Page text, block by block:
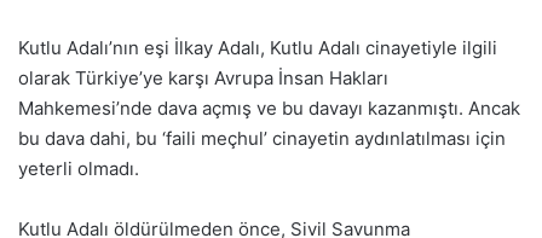
Kutlu Adalı’nın eşi İlkay Adalı, Kutlu Adalı cinayetiyle ilgili
olarak Türkiye’ye karşı Avrupa İnsan Hakları
Mahkemesi’nde dava açmış ve bu davayı kazanmıştı. Ancak
bu dava dahi, bu ‘faili meçhul’ cinayetin aydınlatılması için
yeterli olmadı.
Kutlu Adalı öldürülmeden önce, Sivil Savunma